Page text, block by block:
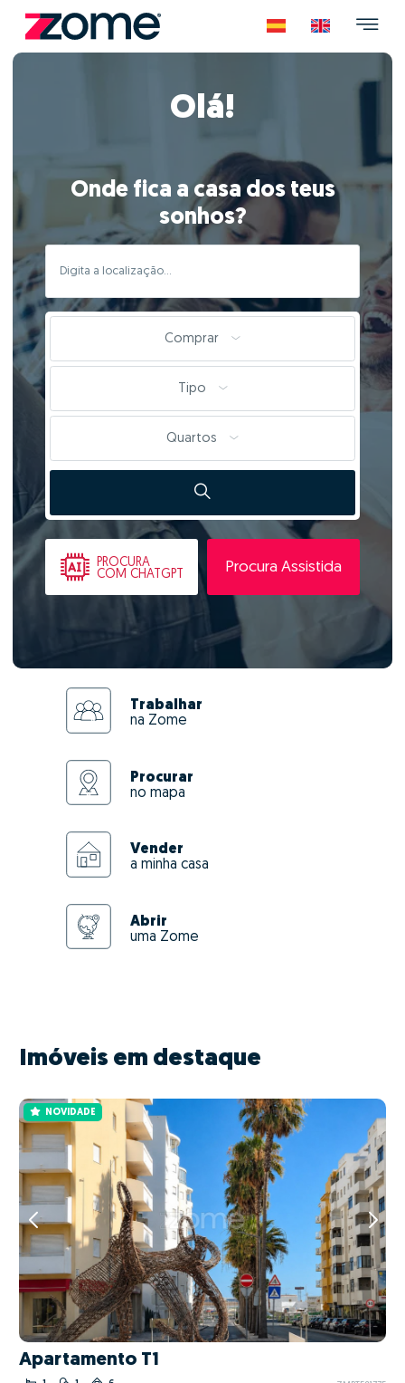
Olá!
Onde fica a casa dos teus
sonhos?
Comprar
Tipo
Quartos
PROCURA
COM CHATGPT
Procura Assistida
Trabalhar
na Zome
Procurar
no mapa
Vender
a minha casa
Abrir
uma Zome
Imóveis em destaque
NOVIDADE
Apartamento T1